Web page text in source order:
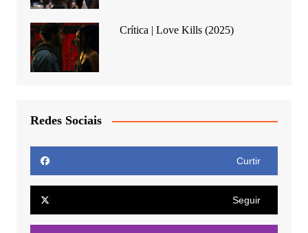
Crítica | Love Kills (2025)
Redes Sociais
Curtir
Seguir